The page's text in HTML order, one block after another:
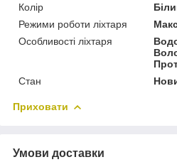
Колір
Режими роботи ліхтаря
Особливості ліхтаря
Стан
Приховати
Умови доставки